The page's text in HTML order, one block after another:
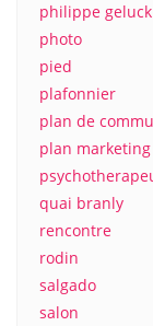
philippe geluck
photo
pied
plafonnier
plan de
plan marketing
quai branly
rencontre
rodin
salgado
salon